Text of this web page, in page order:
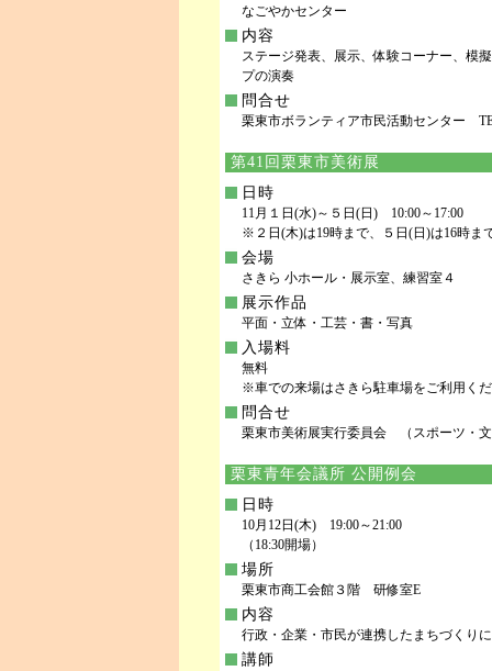
なごやかセンター
内容
ステージ発表、展示、体験コーナー、模
プの演奏
問合せ
栗東市ボランティア市民活動センター
第41回栗東市美術展
日時
11月１日(水)～５日(日) 10:00～17:00
※２日(木)は19時まで、５日(日)は16時ま
会場
さきら 小ホール・展示室、練習室４
展示作品
平面・立体・工芸・書・写真
入場料
無料
※車での来場はさきら駐車場をご利用く
問合せ
栗東市美術展実行委員会 （スポーツ・
栗東青年会議所 公開例会
日時
10月12日(木) 19:00～21:00
（18:30開場）
場所
栗東市商工会館３階 研修室E
内容
行政・企業・市民が連携したまちづくり
講師